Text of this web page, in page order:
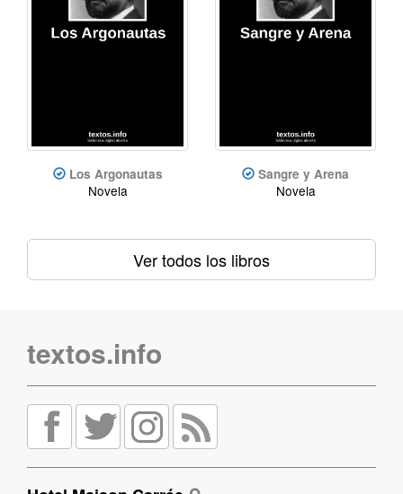
Los Argonautas
Novela
Sangre y Arena
Novela
Ver todos los libros
textos.info